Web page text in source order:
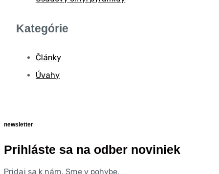
Kategórie
Články
Úvahy
newsletter
Prihláste sa na odber noviniek
Pridaj sa k nám. Sme v pohybe.